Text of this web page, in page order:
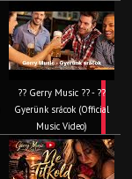
?? Gerry Music ?? - ??
Gyerünk srácok (Official
Music Video)